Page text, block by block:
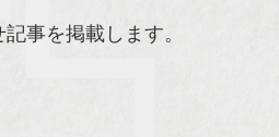
事を掲載します。